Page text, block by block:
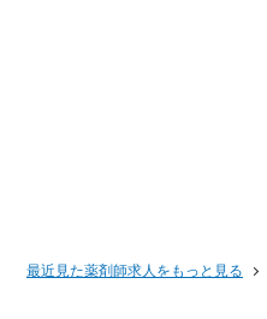
最近見た薬剤師求人をもっと見る